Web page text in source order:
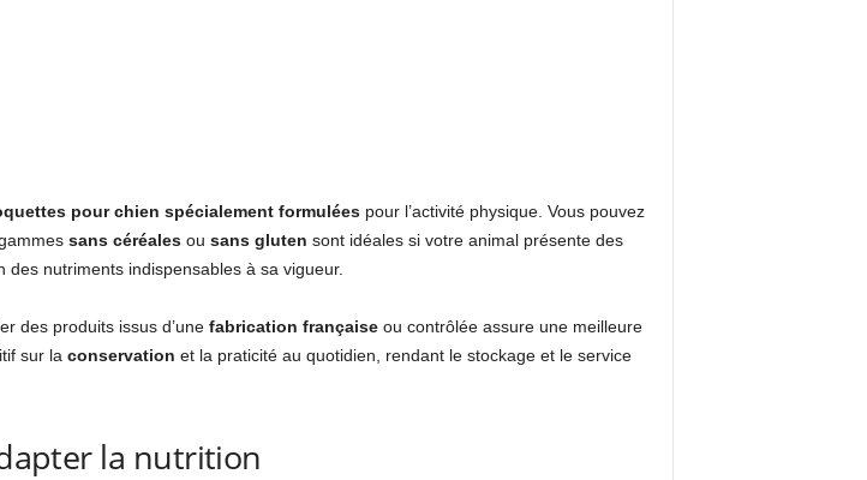
pour chien spécialement formuléespour l’activité physique. Vous pouvez
sans céréalesou sans gluten sont idéales si votre animal présente des
nutriments indispensables à sa vigueur.
des produits issus d’une fabrication françaiseou contrôlée assure une meilleure
sur la conservation et la praticité au quotidien, rendant le stockage et le service
la nutrition